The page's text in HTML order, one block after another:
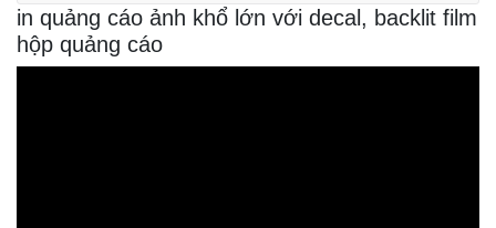
in quảng cáo ảnh khổ lớn với decal, backlit film
hộp quảng cáo